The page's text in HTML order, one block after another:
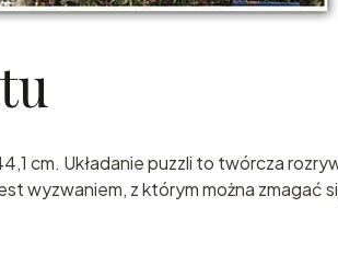
cm. Układanie puzzli to twórcza
wyzwaniem, z którym można zmagać